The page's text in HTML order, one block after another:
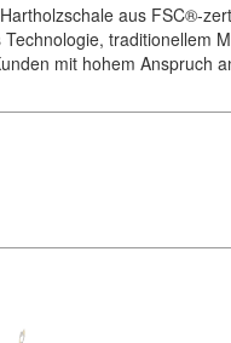
aus FSC®-
traditionellem
mit hohem Anspruch